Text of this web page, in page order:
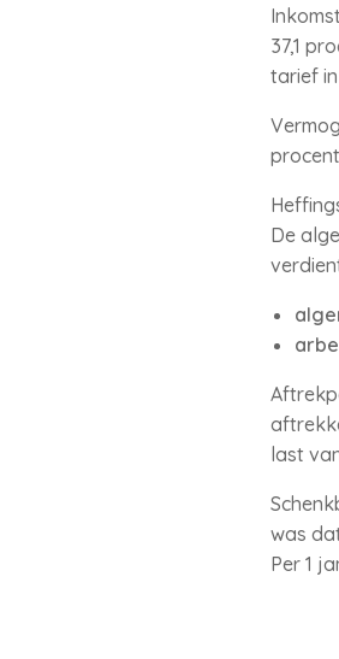
37,1
tarief
De
last
was
Per 1